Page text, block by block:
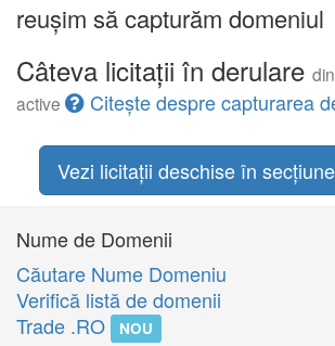
reușim să capturăm domeniul
Câteva licitații în derulare
active
Citește despre capturarea
Vezi licitații deschise în
Nume de Domenii
Căutare Nume Domeniu
Verifică listă de domenii
Trade .RO
NOU